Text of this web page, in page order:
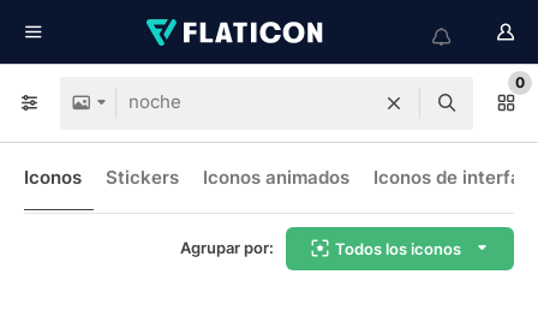
0
Iconos Stickers Iconos animados Iconos de interfaz
Agrupar por: Todos los iconos